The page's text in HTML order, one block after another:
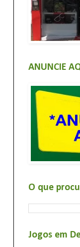
ANUNCIE
O que
Jogos em